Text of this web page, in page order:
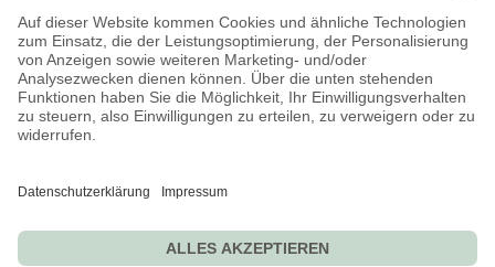
Kontakt
0
Hobisjourney – Copyright 2024. Alle Rechte vorbehalten.